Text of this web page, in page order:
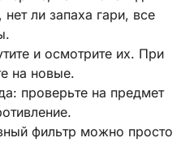
ли запаха гари, все
и осмотрите их. При
на новые.
проверьте на предмет
фильтр можно просто